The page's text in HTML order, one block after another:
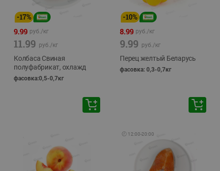
-17%
9.99 руб./кг
11.99 руб./кг
Колбаса Свиная
полуфабрикат, охлажд
фасовка:0,5-0,7кг
-10%
8.99 руб./кг
9.99 руб./кг
Перец желтый Беларусь
фасовка: 0,3-0,7кг
🕘 12:00-20:00